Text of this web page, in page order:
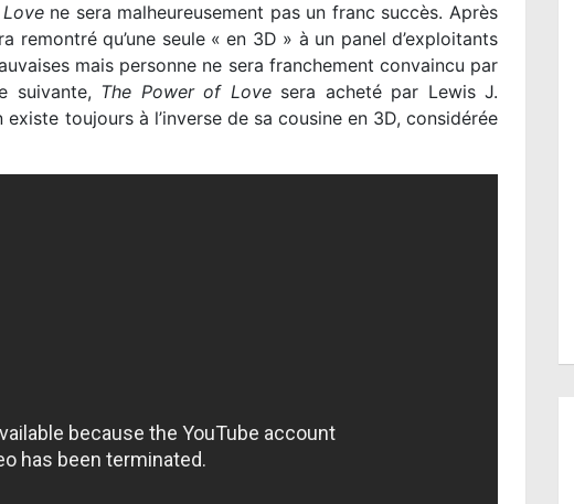
ne sera malheureusement pas un franc succès. Après
qu’une seule « en 3D » à un panel d’exploitants
mais personne ne sera franchement convaincu par
suivante, The Power of Lovesera acheté par Lewis J.
toujours à l’inverse de sa cousine en 3D, considérée